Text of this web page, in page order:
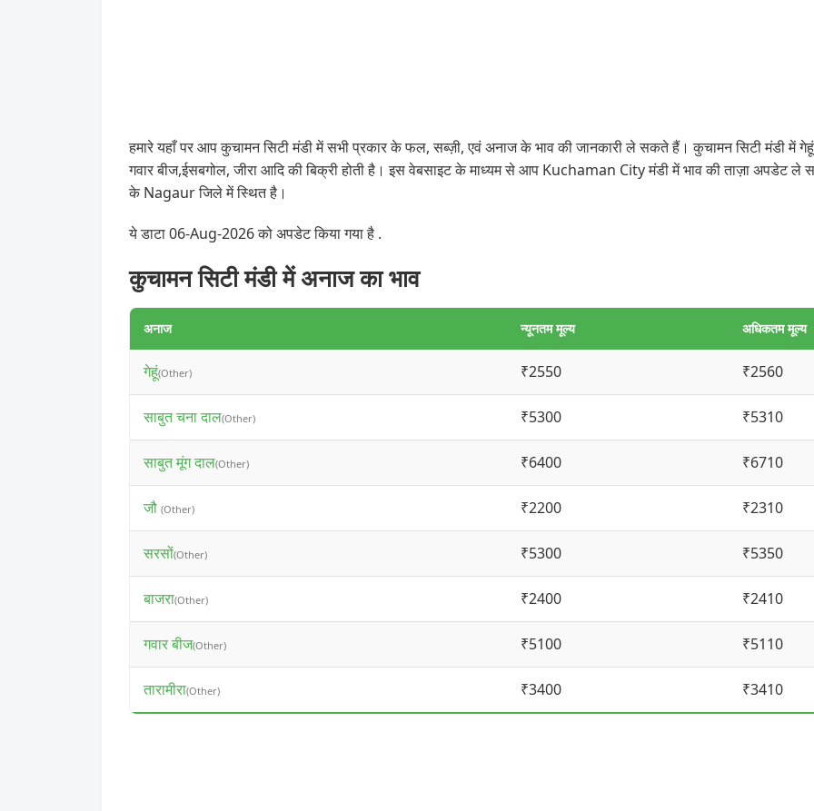
हमारे यहाँ पर आप कुचामन सिटी मंडी में सभी प्रकार के फल, सब्ज़ी, एवं अनाज के भाव की जानकारी ले सकते हैं। कुचामन सिटी मंडी में
गवार बीज,ईसबगोल, जीरा आदि की बिक्री होती है। इस वेबसाइट के माध्यम से आप Kuchaman City मंडी में भाव की ताज़ा
के Nagaur जिले में स्थित है।
ये डाटा 06-Aug-2026 को अपडेट किया गया है .
कुचामन सिटी मंडी में अनाज का भाव
अनाज न्यूनतम मूल्य अधिकतम मूल्य
गेहूं(Other) ₹2550 ₹2560
साबुत चना दाल(Other) ₹5300 ₹5310
साबुत मूंग दाल(Other) ₹6400 ₹6710
जौ (Other) ₹2200 ₹2310
सरसों(Other) ₹5300 ₹5350
बाजरा(Other) ₹2400 ₹2410
गवार बीज(Other) ₹5100 ₹5110
तारामीरा(Other) ₹3400 ₹3410